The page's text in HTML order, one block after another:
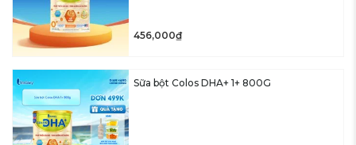
456,000₫
Sữa bột Colos DHA+ 1+ 800G